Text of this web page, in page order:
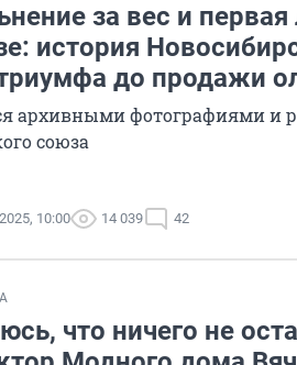
за вес и
история
до продажи
архивными фотографиями и
союза
10:00 14 039 42
что ничего не